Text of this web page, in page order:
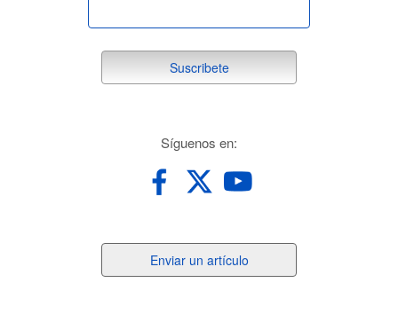
suscribete
Suscribete
Síguenos en:
un
Enviar un artículo